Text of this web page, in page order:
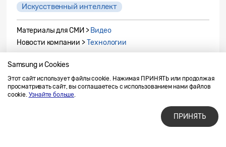
Samsung и Cookies
Этот сайт использует файлы cookie. Нажимая ПРИНЯТЬ или продолжая
просматривать сайт, вы соглашаетесь с использованием нами файлов
cookie. Узнайте больше.
ПРИНЯТЬ
Искусственный интеллект
Материалы для СМИ > Видео
Новости компании >Технологии
ДРУГИЕ СТАТЬИ НА ЭТУ ТЕМУ
[CES 2025] От управления сном до правильного